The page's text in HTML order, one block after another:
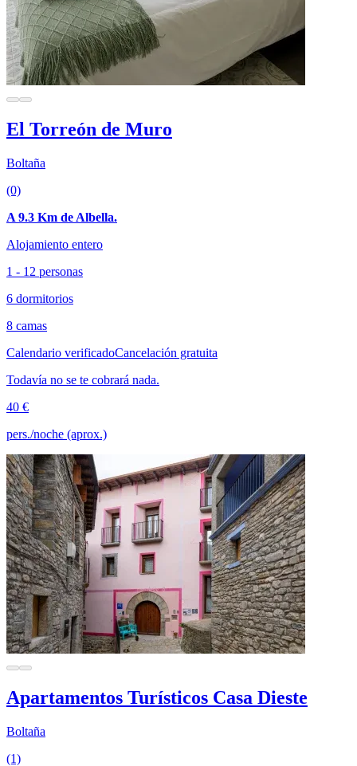
El Torreón de Muro
Boltaña
(0)
A 9.3 Km de Albella.
Alojamiento entero
1 - 12 personas
6 dormitorios
8 camas
Calendario verificadoCancelación gratuita
Todavía no se te cobrará nada.
40 €
pers./noche (aprox.)
Apartamentos Turísticos Casa Dieste
Boltaña
(1)